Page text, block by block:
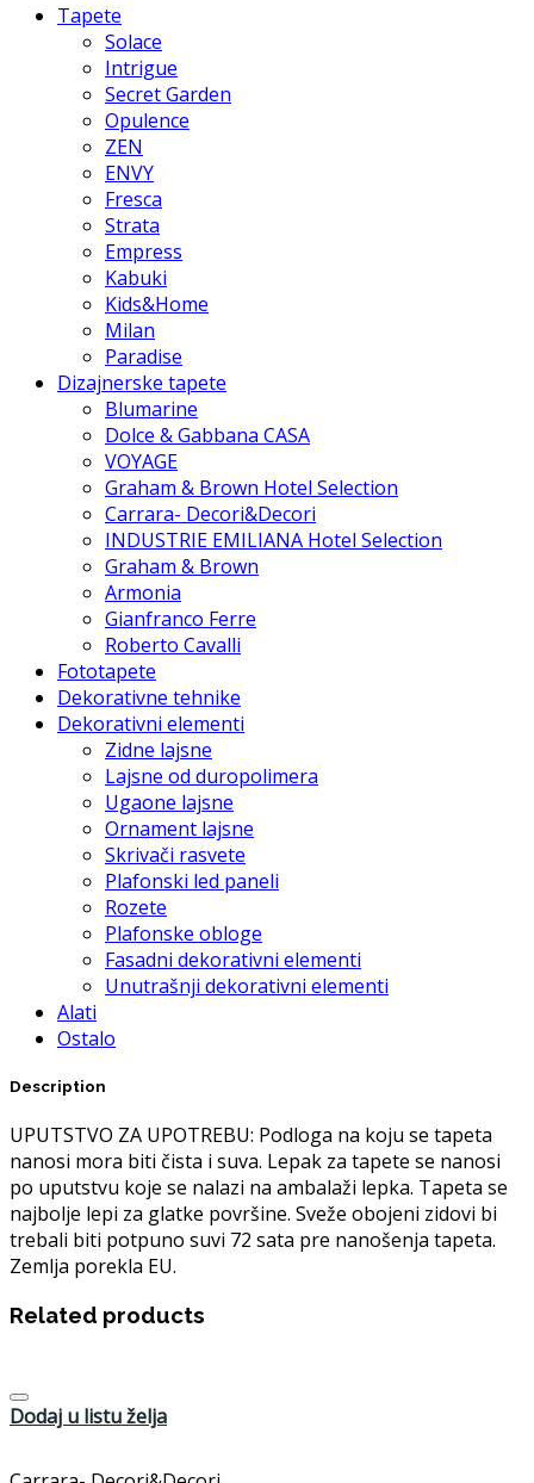
Tapete
Solace
Intrigue
Secret Garden
Opulence
ZEN
ENVY
Fresca
Strata
Empress
Kabuki
Kids&Home
Milan
Paradise
Dizajnerske tapete
Blumarine
Dolce & Gabbana CASA
VOYAGE
Graham & Brown Hotel Selection
Carrara- Decori&Decori
INDUSTRIE EMILIANA Hotel Selection
Graham & Brown
Armonia
Gianfranco Ferre
Roberto Cavalli
Fototapete
Dekorativne tehnike
Dekorativni elementi
Zidne lajsne
Lajsne od duropolimera
Ugaone lajsne
Ornament lajsne
Skrivači rasvete
Plafonski led paneli
Rozete
Plafonske obloge
Fasadni dekorativni elementi
Unutrašnji dekorativni elementi
Alati
Ostalo
Description
UPUTSTVO ZA UPOTREBU: Podloga na koju se tapeta
nanosi mora biti čista i suva. Lepak za tapete se nanosi
po uputstvu koje se nalazi na ambalaži lepka. Tapeta se
najbolje lepi za glatke površine. Sveže obojeni zidovi bi
trebali biti potpuno suvi 72 sata pre nanošenja tapeta.
Zemlja porekla EU.
Related products
Dodaj u listu želja